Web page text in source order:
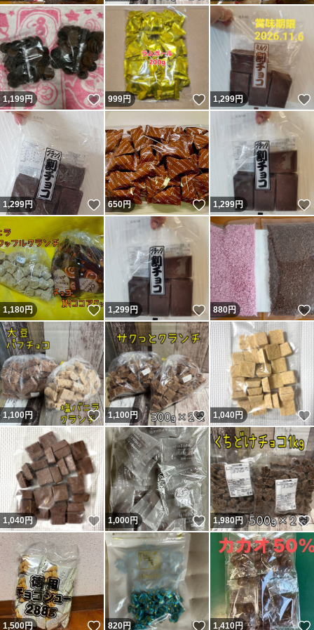
1,199円 いいね！
999円 いいね！
1,299円
1,299円 いいね！
650円 いいね！
1,299円
1,180円 いいね！
1,299円 いいね！
880円
1,100円 いいね！
1,100円 いいね！
1,040 円
1,040円 いいね！
1,000円 いいね！
1,980円
1,500円 いいね！
820円 いいね！
1,410円